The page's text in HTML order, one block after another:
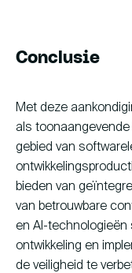
Conclusie
Met deze
als
gebied van
bieden van
van betrouwbare
en AI-technologieën
ontwikkeling en
de veiligheid te